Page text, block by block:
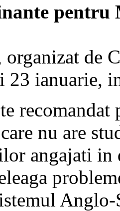
pentru
de
23 ianuarie,
nu are
angajati in
Anglo-